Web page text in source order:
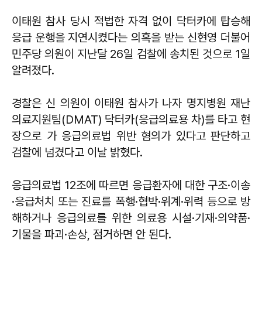
이태원 참사 당시 적법한 자격 없이 닥터카에 탑승해
응급 운행을 지연시켰다는 의혹을 받는 신현영 더불어
민주당 의원이 지난달 26일 검찰에 송치된 것으로 1일
알려졌다.
경찰은 신 의원이 이태원 참사가 나자 명지병원 재난
의료지원팀(DMAT) 닥터카(응급의료용 차)를 타고 현
장으로 가 응급의료법 위반 혐의가 있다고 판단하고
검찰에 넘겼다고 이날 밝혔다.
응급의료법 12조에 따르면 응급환자에 대한 구조·이송
·응급처치 또는 진료를 폭행·협박·위계·위력 등으로 방
해하거나 응급의료를 위한 의료용 시설·기재·의약품·
기물을 파괴·손상, 점거하면 안 된다.